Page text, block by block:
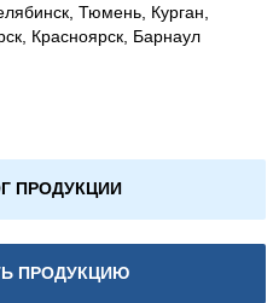
Тюмень, Курган,
Красноярск, Барнаул
ПРОДУКЦИИ
ПРОДУКЦИЮ